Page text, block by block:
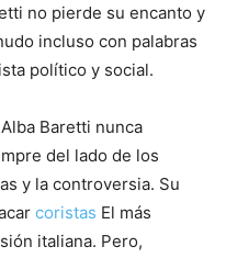
no pierde su encanto y
incluso con palabras
político y social.
Baretti nunca
del lado de los
y la controversia. Su
coristas El más
italiana. Pero,